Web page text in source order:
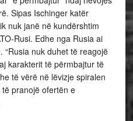
Sipas Ischinger katër
nuk janë në kundërshtim
Rusi. Edhe nga Rusia ai
nuk duhet të reagojë
karakterit të përmbajtur të
të vërë në lëvizje spiralen
të pranojë ofertën e